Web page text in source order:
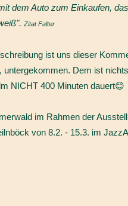
dem Auto zum Einkaufen,
Zitat Falter
ist uns dieser
untergekommen. Dem ist
NICHT 400 Minuten dauert😊
im Rahmen der
von 8.2. - 15.3. im